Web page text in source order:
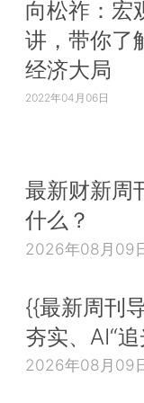
向松祚：宏
讲，带你了
经济大局
2022年04月06日
最新财新周
什么？
2026年08月09
{{最新周刊
夯实、AI“
2026年08月09